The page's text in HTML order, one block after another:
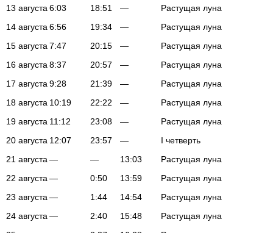
13 августа 6:03 18:51 —
Растущая луна
14 августа 6:56 19:34 —
Растущая луна
15 августа 7:47 20:15 —
Растущая луна
16 августа 8:37 20:57 —
Растущая луна
17 августа 9:28 21:39 —
Растущая луна
18 августа 10:19 22:22 —
Растущая луна
19 августа 11:12 23:08 —
Растущая луна
20 августа 12:07 23:57 —
I четверть
21 августа — — 13:03
Растущая луна
22 августа — 0:50 13:59
Растущая луна
23 августа — 1:44 14:54
Растущая луна
24 августа — 2:40 15:48
Растущая луна